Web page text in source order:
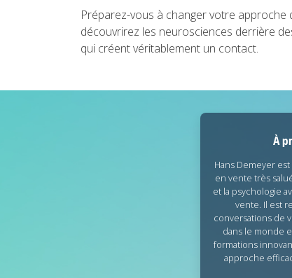
Préparez-vous à changer votre approche
découvrirez les neurosciences derrière
qui créent véritablement un contact.
À
Hans Demeyer
en vente très
et la psychologie
vente. Il est
conversations de
dans le monde
formations
approche